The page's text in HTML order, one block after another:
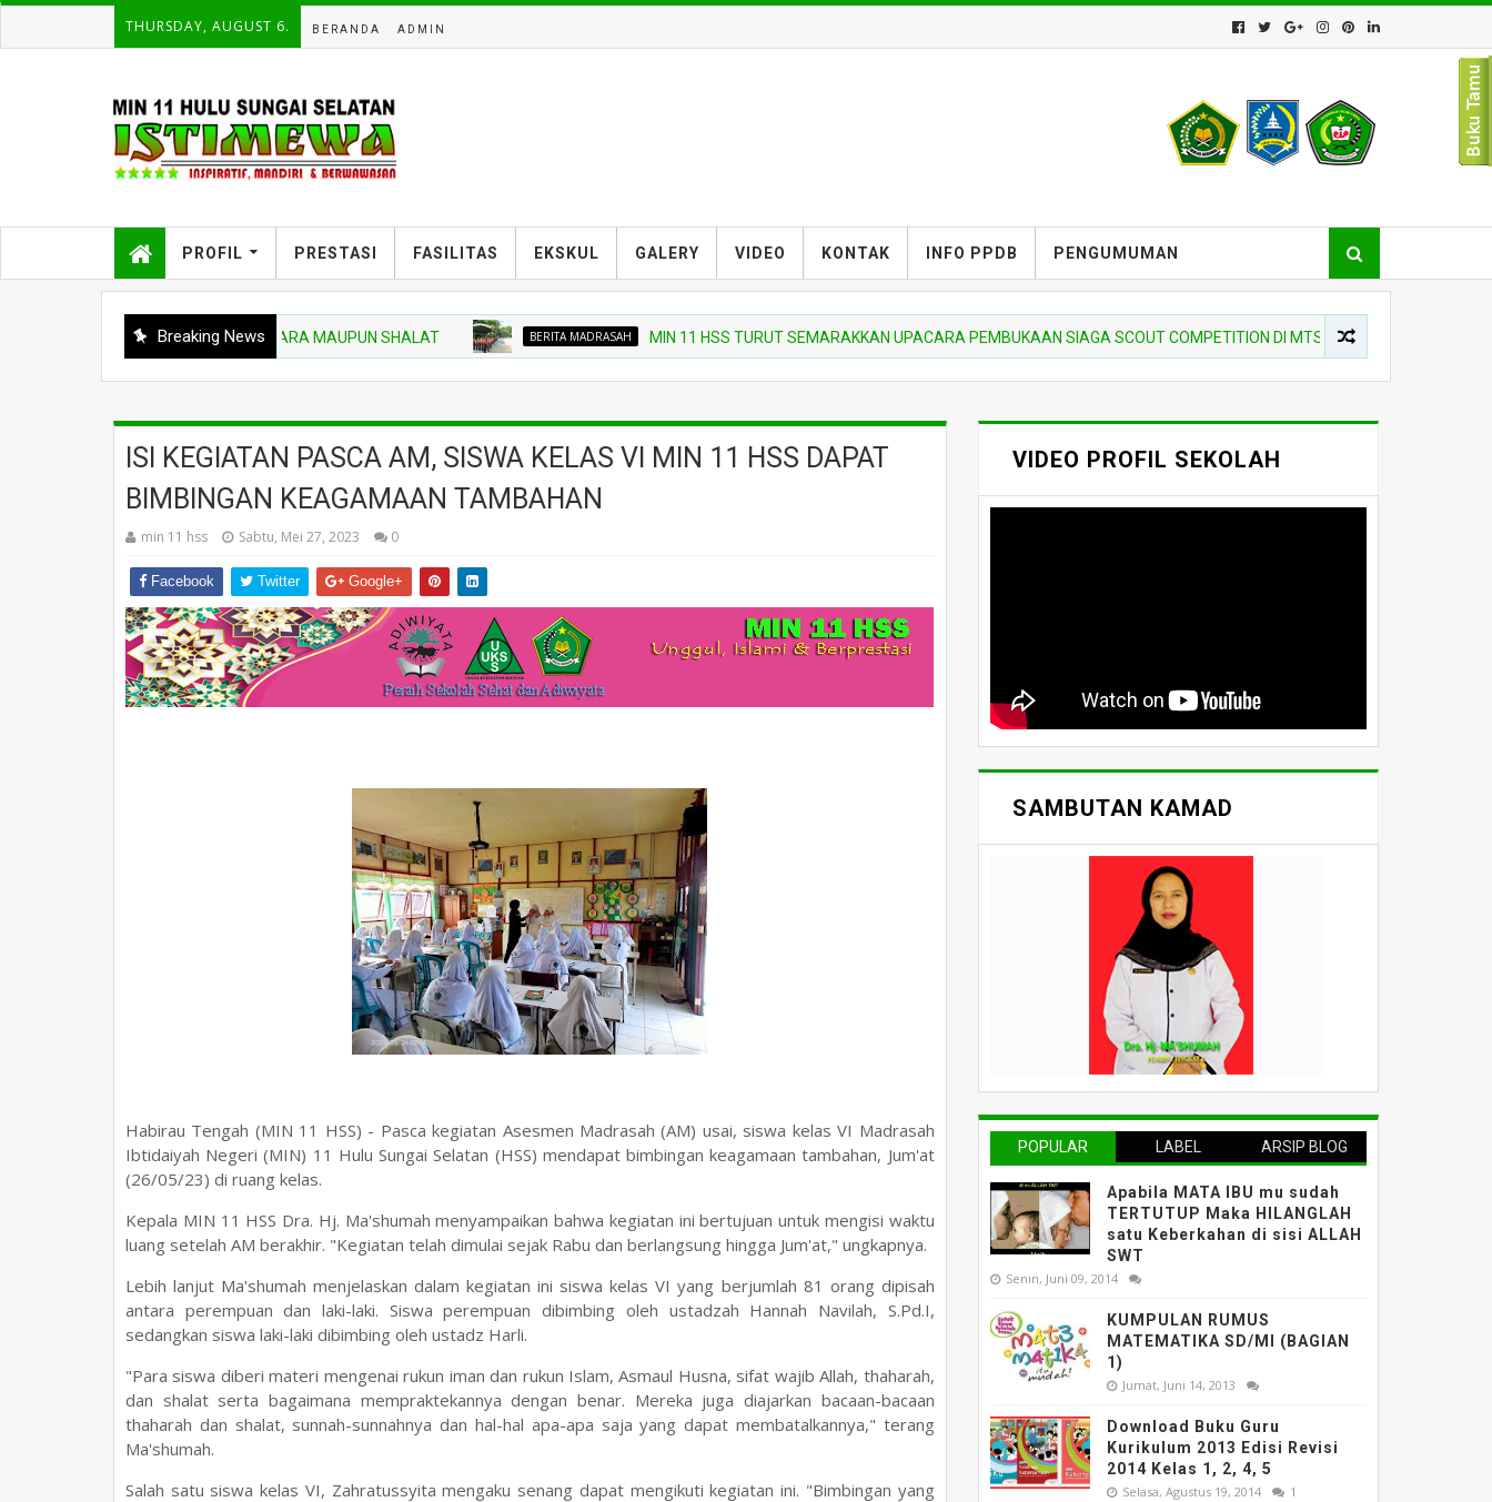
THURSDAY, AUGUST 6. BERANDA ADMIN
PROFIL PRESTASI FASILITAS EKSKUL GALERY VIDEO KONTAK INFO PPDB PENGUMUMAN
Breaking News
DAN DISIPLIN SAAT UPACARA MAUPUN SHALAT BERITA MADRASAH MIN 11 HSS TURUT SEMARAKKAN UPACARA PEMBUKAAN SIAGA SCOUT COMPETITION DI MTSN 10 HSS
ISI KEGIATAN PASCA AM, SISWA KELAS VI MIN 11 HSS DAPAT
BIMBINGAN KEAGAMAAN TAMBAHAN
min 11 hss Sabtu, Mei 27, 2023 0
Facebook Twitter Google+
Habirau Tengah (MIN 11 HSS) - Pasca kegiatan Asesmen Madrasah (AM) usai, siswa kelas VI Madrasah
Ibtidaiyah Negeri (MIN) 11 Hulu Sungai Selatan (HSS) mendapat bimbingan keagamaan tambahan, Jum'at
(26/05/23) di ruang kelas.
Kepala MIN 11 HSS Dra. Hj. Ma'shumah menyampaikan bahwa kegiatan ini bertujuan untuk mengisi waktu
luang setelah AM berakhir. "Kegiatan telah dimulai sejak Rabu dan berlangsung hingga Jum'at," ungkapnya.
Lebih lanjut Ma'shumah menjelaskan dalam kegiatan ini siswa kelas VI yang berjumlah 81 orang dipisah
antara perempuan dan laki-laki. Siswa perempuan dibimbing oleh ustadzah Hannah Navilah, S.Pd.I,
sedangkan siswa laki-laki dibimbing oleh ustadz Harli.
"Para siswa diberi materi mengenai rukun iman dan rukun Islam, Asmaul Husna, sifat wajib Allah, thaharah,
dan shalat serta bagaimana mempraktekannya dengan benar. Mereka juga diajarkan bacaan-bacaan
thaharah dan shalat, sunnah-sunnahnya dan hal-hal apa-apa saja yang dapat membatalkannya," terang
Ma'shumah.
Salah satu siswa kelas VI, Zahratussyita mengaku senang dapat mengikuti kegiatan ini. "Bimbingan yang
VIDEO PROFIL SEKOLAH
SAMBUTAN KAMAD
POPULAR LABEL ARSIP BLOG
Apabila MATA IBU mu sudah
TERTUTUP Maka HILANGLAH
satu Keberkahan di sisi ALLAH
SWT
Senin, Juni 09, 2014
KUMPULAN RUMUS
MATEMATIKA SD/MI (BAGIAN
1)
Jumat, Juni 14, 2013
Download Buku Guru
Kurikulum 2013 Edisi Revisi
2014 Kelas 1, 2, 4, 5
Selasa, Agustus 19, 2014 1